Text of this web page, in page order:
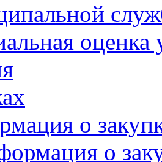
оценка
о
о